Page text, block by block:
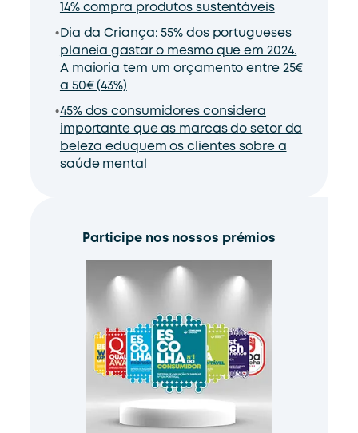
14% compra produtos sustentáveis
Dia da Criança: 55% dos portugueses
planeia gastar o mesmo que em 2024.
A maioria tem um orçamento entre 25€
a 50€ (43%)
45% dos consumidores considera
importante que as marcas do setor da
beleza eduquem os clientes sobre a
saúde mental
Participe nos nossos prémios